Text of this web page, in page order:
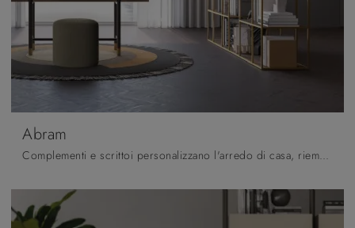
Abram
Complementi e scrittoi personalizzano l'arredo di casa, riempiendo lo spazio in modo utile e rendendolo accogliente e di grande valore estetico.